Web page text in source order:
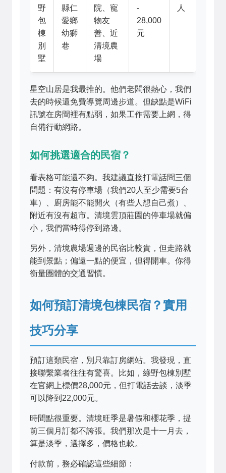
野
包
棟
別
墅
縣仁
愛鄉
幼獅
巷
院、寵
物友
善、近
清境農
場
-
28,000
元
人
星空山居是我最推的。他們老闆很熱心，我們
去的時候還免費導覽周邊步道。但缺點是WiFi
訊號在房間裡有點弱，如果工作需要上網，得
自備行動網路。
如何挑選適合的民宿？
看表格可能還不夠。我建議直接打電話問三個
問題：有沒有停車場（我們20人至少需要5台
車）、廚房能不能開火（有些人想自己煮）、
附近有沒有超市。清境雲頂莊園的停車場就偏
小，我們當時得停到路邊。
另外，清境農場週邊的民宿比較貴，但走路就
能到景點；偏遠一點的便宜，但得開車。你得
衡量團體的交通習慣。
如何預訂清境包棟民宿？實用
技巧分享
預訂這類民宿，別只靠訂房網站。我發現，直
接聯繫業者往往有驚喜。比如，綠野包棟別墅
在官網上標價28,000元，但打電話去談，淡季
可以降到22,000元。
時間點很重要。清境旺季是暑假和櫻花季，提
前三個月訂都不誇張。我們那次是十一月去，
算是淡季，選擇多，價格也軟。
付款前，務必確認這些細節：